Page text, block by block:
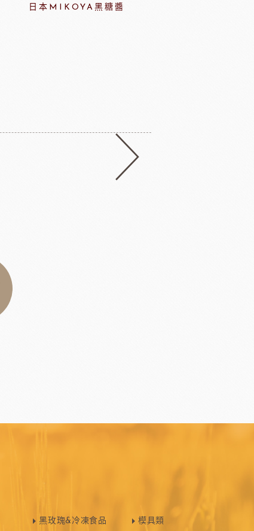
日本MIKOYA黑糖醬
黑玫瑰&冷凍食品 模具類